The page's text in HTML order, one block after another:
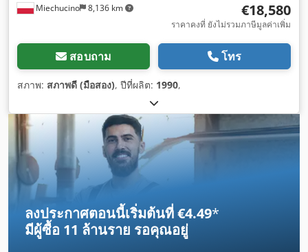
Miechucino 8,136 km €18,580
ราคาคงที่ ยังไม่รวมภาษีมูลค่าเพิ่ม
สอบถาม โทร
สภาพ: สภาพดี (มือสอง), ปีที่ผลิต: 1990,
ลงประกาศตอนนี้เริ่มต้นที่ €4.49*
มีผู้ซื้อ 11 ล้านราย รอคุณอยู่